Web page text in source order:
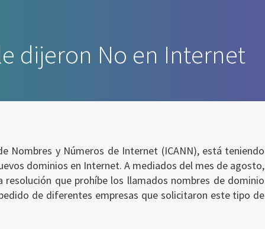
dijeron No en Internet
Nombres y Números de Internet (ICANN), está teniendo
dominios en Internet. A mediados del mes de agosto,
resolución que prohíbe los llamados nombres de dominio
de diferentes empresas que solicitaron este tipo de